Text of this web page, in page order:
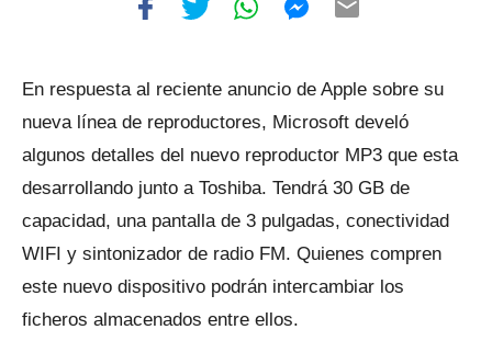
En respuesta al reciente anuncio de Apple sobre su
nueva línea de reproductores, Microsoft develó
algunos detalles del nuevo reproductor MP3 que esta
desarrollando junto a Toshiba. Tendrá 30 GB de
capacidad, una pantalla de 3 pulgadas, conectividad
WIFI y sintonizador de radio FM. Quienes compren
este nuevo dispositivo podrán intercambiar los
ficheros almacenados entre ellos.